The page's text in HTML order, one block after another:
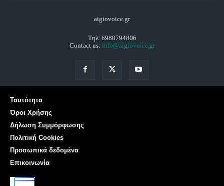
aigiovoice.gr
Τηλ. 6980794806
Contact us: info@aigiovoice.gr
Ταυτότητα
Όροι Χρήσης
Δήλωση Συμμόρφωσης
Πολιτική Cookies
Προσωπικά δεδομένα
Επικοινωνία